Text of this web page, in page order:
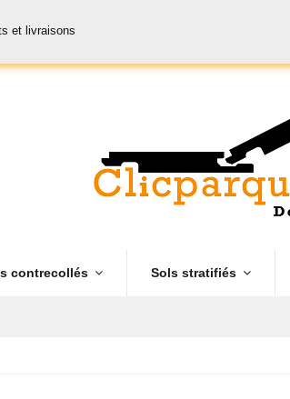
et livraisons
contrecollés Sols stratifiés